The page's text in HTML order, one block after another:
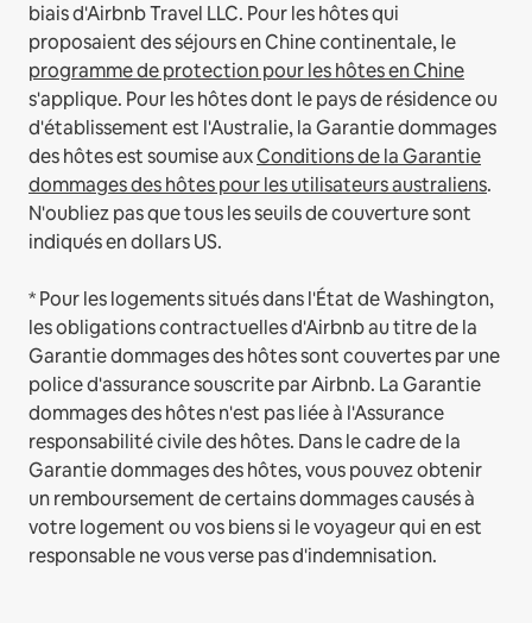
biais d'Airbnb Travel LLC. Pour les hôtes qui
proposaient des séjours en Chine continentale, le
programme de protection pour les hôtes en Chine
s'applique. Pour les hôtes dont le pays de résidence ou
d'établissement est l'Australie, la Garantie dommages
des hôtes est soumise auxConditions de la Garantie
dommages des hôtes pour les utilisateurs australiens.
N'oubliez pas que tous les seuils de couverture sont
indiqués en dollars US.
* Pour les logements situés dans l'État de Washington,
les obligations contractuelles d'Airbnb au titre de la
Garantie dommages des hôtes sont couvertes par une
police d'assurance souscrite par Airbnb. La Garantie
dommages des hôtes n'est pas liée à l'Assurance
responsabilité civile des hôtes. Dans le cadre de la
Garantie dommages des hôtes, vous pouvez obtenir
un remboursement de certains dommages causés à
votre logement ou vos biens si le voyageur qui en est
responsable ne vous verse pas d'indemnisation.